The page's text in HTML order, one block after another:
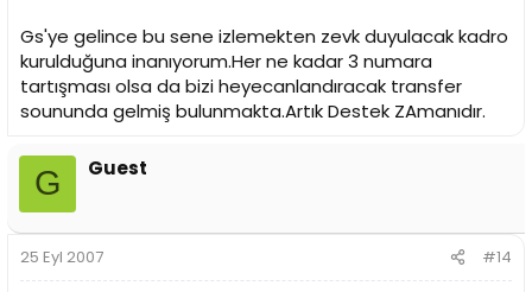
Gs'ye gelince bu sene izlemekten zevk duyulacak kadro
kurulduğuna inanıyorum.Her ne kadar 3 numara
tartışması olsa da bizi heyecanlandıracak transfer
soununda gelmiş bulunmakta.Artık Destek ZAmanıdır.
G Guest
25 Eyl 2007 #14